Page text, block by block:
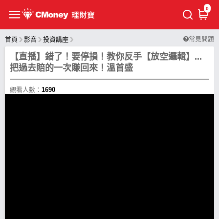
0
首頁 影音 投資講座 常見問題
【直播】錯了！要停損！教你反手【放空邏輯】...
把過去賠的一次賺回來！溫首盛
觀看人數： 1690